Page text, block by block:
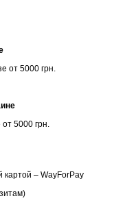
от 5000 грн.
5000 грн.
картой – WayForPay